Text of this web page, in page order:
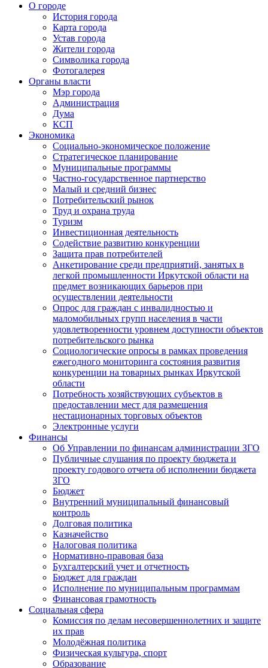
О городе
История города
Карта города
Устав города
Жители города
Символика города
Фотогалерея
Органы власти
Мэр города
Администрация
Дума
КСП
Экономика
Социально-экономическое положение
Стратегическое планирование
Муниципальные программы
Частно-государственное партнерство
Малый и средний бизнес
Потребительский рынок
Труд и охрана труда
Туризм
Инвестиционная деятельность
Содействие развитию конкуренции
Защита прав потребителей
Анкетирование среди предприятий, занятых в
легкой промышленности Иркутской области на
предмет возникающих барьеров при
осуществлении деятельности
Опрос для граждан с инвалидностью и
маломобильных групп населения в части
удовлетворенности уровнем доступности объектов
потребительского рынка
Социологические опросы в рамках проведения
ежегодного мониторинга состояния развития
конкуренции на товарных рынках Иркутской
области
Потребность хозяйствующих субъектов в
предоставлении мест для размещения
нестационарных торговых объектов
Электронные услуги
Финансы
Об Управлении по финансам администрации ЗГО
Публичные слушания по проекту бюджета и
проекту годового отчета об исполнении бюджета
ЗГО
Бюджет
Внутренний муниципальный финансовый
контроль
Долговая политика
Казначейство
Налоговая политика
Нормативно-правовая база
Бухгалтерский учет и отчетность
Бюджет для граждан
Исполнение по муниципальным программам
Финансовая грамотность
Социальная сфера
Комиссия по делам несовершеннолетних и защите
их прав
Молодёжная политика
Физическая культура, спорт
Образование